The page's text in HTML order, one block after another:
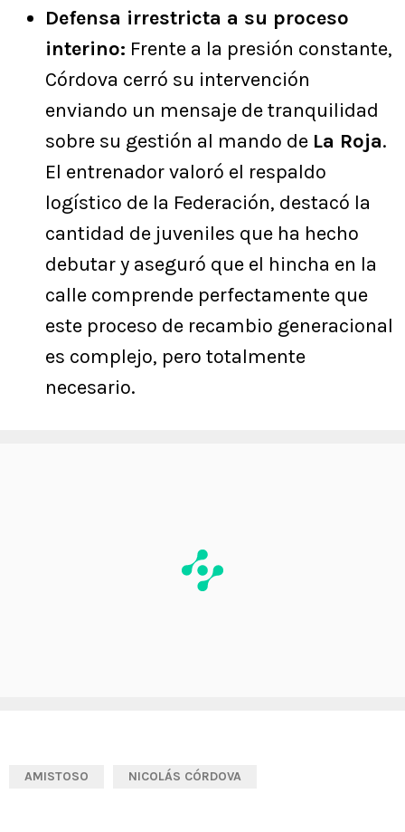
Defensa irrestricta a su proceso
interino: Frente a la presión constante,
Córdova cerró su intervención
enviando un mensaje de tranquilidad
sobre su gestión al mando de La Roja.
El entrenador valoró el respaldo
logístico de la Federación, destacó la
cantidad de juveniles que ha hecho
debutar y aseguró que el hincha en la
calle comprende perfectamente que
este proceso de recambio generacional
es complejo, pero totalmente
necesario.
AMISTOSO NICOLÁS CÓRDOVA